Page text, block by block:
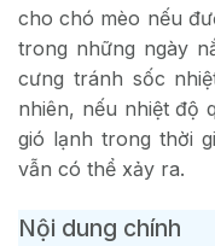
cho chó mèo nếu
trong những ngày
cưng tránh sốc
nhiên, nếu nhiệt độ
gió lạnh trong thời
vẫn có thể xảy ra.
Nội dung chính